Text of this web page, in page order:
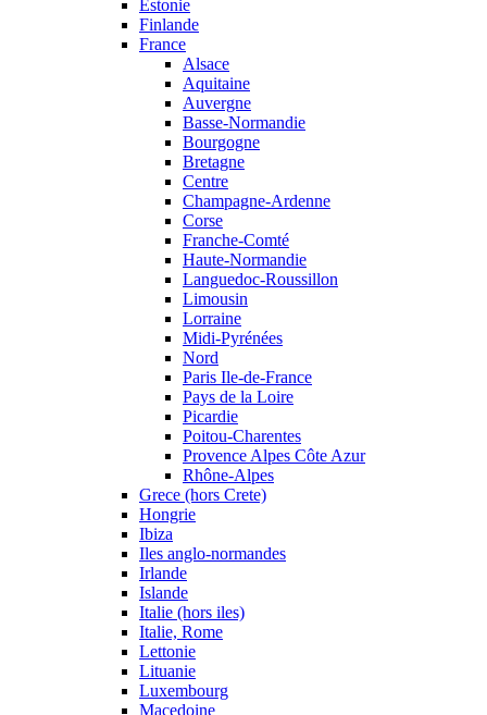
Estonie
Finlande
France
Alsace
Aquitaine
Auvergne
Basse-Normandie
Bourgogne
Bretagne
Centre
Champagne-Ardenne
Corse
Franche-Comté
Haute-Normandie
Languedoc-Roussillon
Limousin
Lorraine
Midi-Pyrénées
Nord
Paris Ile-de-France
Pays de la Loire
Picardie
Poitou-Charentes
Provence Alpes Côte Azur
Rhône-Alpes
Grece (hors Crete)
Hongrie
Ibiza
Iles anglo-normandes
Irlande
Islande
Italie (hors iles)
Italie, Rome
Lettonie
Lituanie
Luxembourg
Macedoine